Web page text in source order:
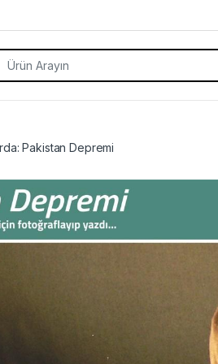
for:
Pakistan Depremi